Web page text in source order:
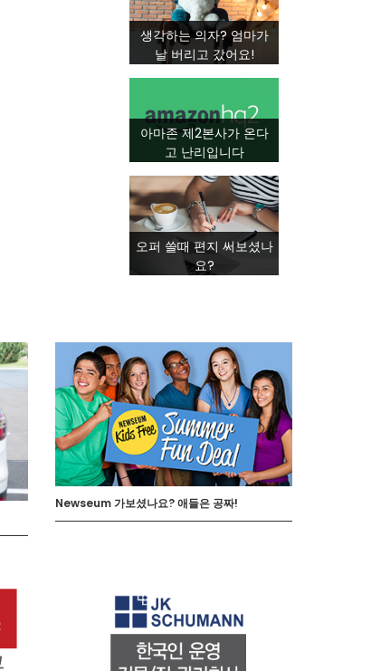
생각하는 의자? 엄마가
날 버리고 갔어요!
아마존 제2본사가 온다
고 난리입니다
오퍼 쓸때 편지 써보셨나
요?
Newseum 가보셨나요? 애들은 공짜!